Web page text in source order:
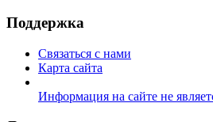
Поддержка
Связаться с нами
Карта сайта
Информация на сайте не